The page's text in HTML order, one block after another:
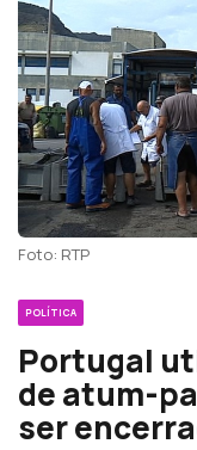
Foto: RTP
POLÍTICA
Portugal
de atum-
ser